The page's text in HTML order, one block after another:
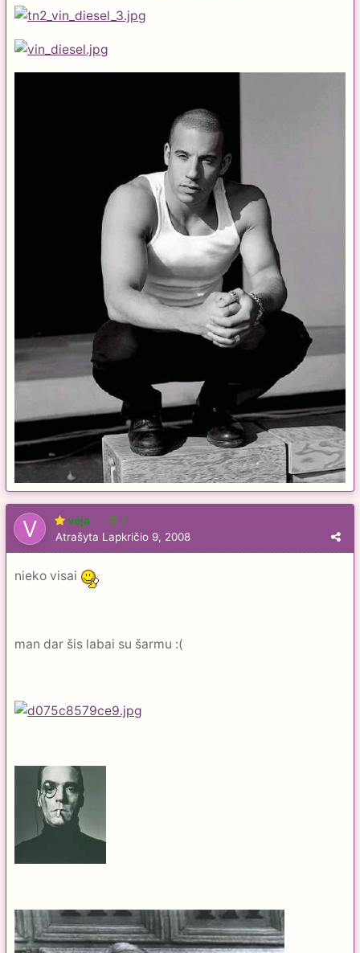
vėja 2
Atrašyta Lapkričio 9, 2008
nieko visai
man dar šis labai su šarmu :(